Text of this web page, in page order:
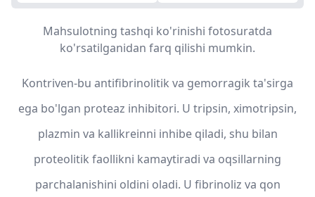
Mahsulotning tashqi ko'rinishi fotosuratda
ko'rsatilganidan farq qilishi mumkin.
Kontriven-bu antifibrinolitik va gemorragik ta'sirga
ega bo'lgan proteaz inhibitori. U tripsin, ximotripsin,
plazmin va kallikreinni inhibe qiladi, shu bilan
proteolitik faollikni kamaytiradi va oqsillarning
parchalanishini oldini oladi. U fibrinoliz va qon